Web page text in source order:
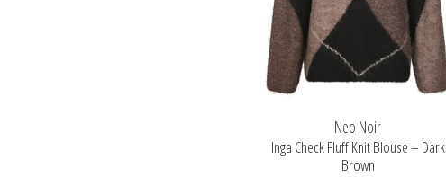
Neo Noir
Inga Check Fluff Knit Blouse – Dark
Brown